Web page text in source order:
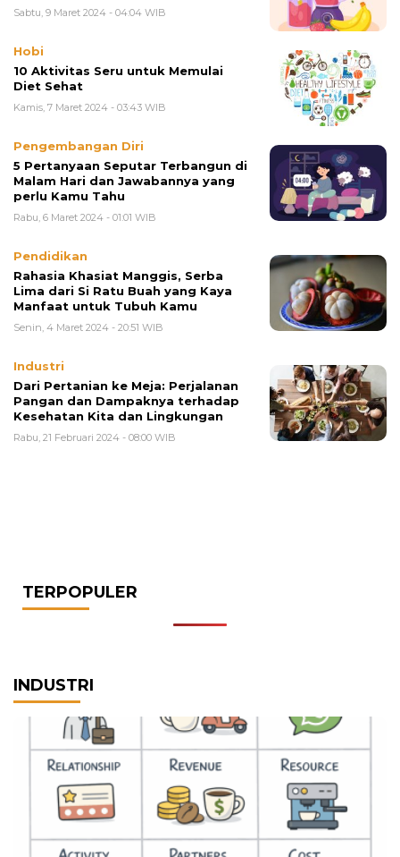
Sabtu, 9 Maret 2024 - 04:04 WIB
Hobi
10 Aktivitas Seru untuk Memulai
Diet Sehat
Kamis, 7 Maret 2024 - 03:43 WIB
Pengembangan Diri
5 Pertanyaan Seputar Terbangun di
Malam Hari dan Jawabannya yang
perlu Kamu Tahu
Rabu, 6 Maret 2024 - 01:01 WIB
Pendidikan
Rahasia Khasiat Manggis, Serba
Lima dari Si Ratu Buah yang Kaya
Manfaat untuk Tubuh Kamu
Senin, 4 Maret 2024 - 20:51 WIB
Industri
Dari Pertanian ke Meja: Perjalanan
Pangan dan Dampaknya terhadap
Kesehatan Kita dan Lingkungan
Rabu, 21 Februari 2024 - 08:00 WIB
TERPOPULER
INDUSTRI